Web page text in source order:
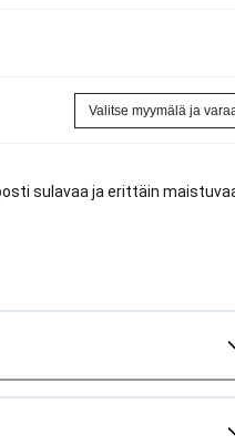
Valitse myymälä ja
sulavaa ja erittäin